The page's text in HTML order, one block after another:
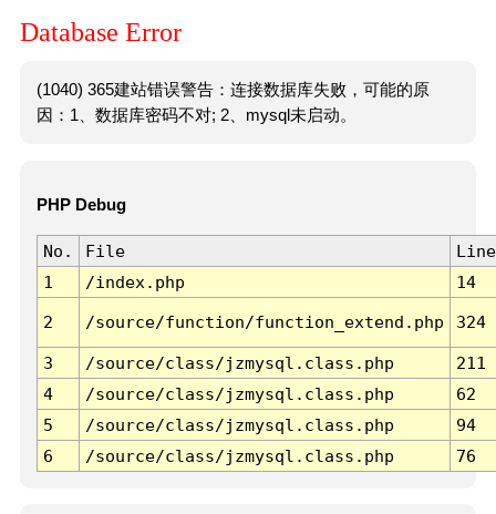
Database Error
(1040) 365建站错误警告：连接数据库失败，可能的原
因：1、数据库密码不对; 2、mysql未启动。
PHP Debug
No. File
Line
1
/index.php 14
2 /source/function/function_extend.php 324
3 /source/class/jzmysql.class.php
211
4
/source/class/jzmysql.class.php
62
5
/source/class/jzmysql.class.php
94
6
/source/class/jzmysql.class.php 76